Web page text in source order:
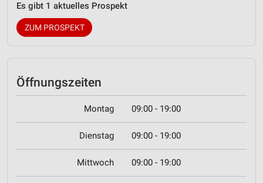
Es gibt 1 aktuelles Prospekt
ZUM PROSPEKT
Öffnungszeiten
Montag 09:00 - 19:00
Dienstag 09:00 - 19:00
Mittwoch 09:00 - 19:00